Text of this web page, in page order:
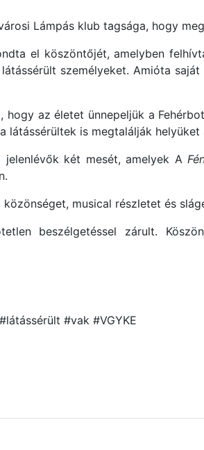
Lámpás klub tagsága, hogy
el köszöntőjét, amelyben
személyeket. Amióta
az életet ünnepeljük a
is megtalálják helyüket
jelenlévők két mesét, amelyek A
musical részletet és
beszélgetéssel zárult.
#vak #VGYKE